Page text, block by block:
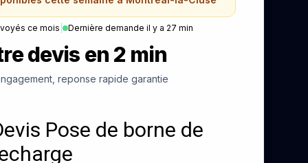
ce mois Dernière demande il y a 27 min
devis en 2 min
reponse rapide garantie
Pose de borne de